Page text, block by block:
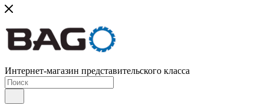
Интернет-магазин представительского класса